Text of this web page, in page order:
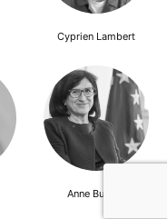
Cyprien Lambert
Anne Bucher